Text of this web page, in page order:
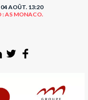
04 AOÛT. 13:20
: AS MONACO.